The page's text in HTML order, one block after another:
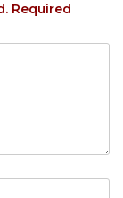
Required